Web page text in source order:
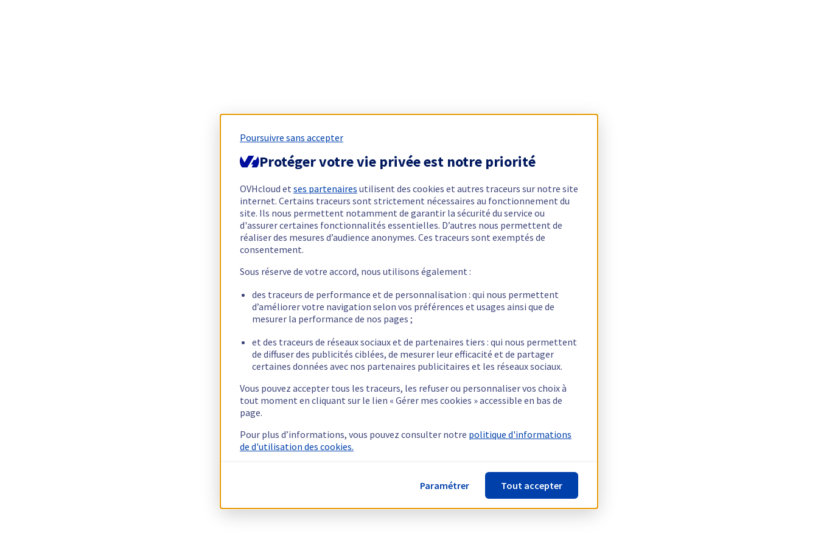
Poursuivre sans accepter
Protéger votre vie privée est notre priorité
OVHcloud et ses partenaires utilisent des cookies et autres traceurs sur notre site
internet. Certains traceurs sont strictement nécessaires au fonctionnement du
site. Ils nous permettent notamment de garantir la sécurité du service ou
d'assurer certaines fonctionnalités essentielles. D’autres nous permettent de
réaliser des mesures d’audience anonymes. Ces traceurs sont exemptés de
consentement.
Sous réserve de votre accord, nous utilisons également :
des traceurs de performance et de personnalisation : qui nous permettent
d’améliorer votre navigation selon vos préférences et usages ainsi que de
mesurer la performance de nos pages ;
et des traceurs de réseaux sociaux et de partenaires tiers : qui nous permettent
de diffuser des publicités ciblées, de mesurer leur efficacité et de partager
certaines données avec nos partenaires publicitaires et les réseaux sociaux.
Vous pouvez accepter tous les traceurs, les refuser ou personnaliser vos choix à
tout moment en cliquant sur le lien « Gérer mes cookies » accessible en bas de
page.
Pour plus d’informations, vous pouvez consulter notre politique d'informations
de d'utilisation des cookies.
Paramétrer Tout accepter